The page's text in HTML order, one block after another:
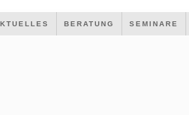
BERATUNG SEMINARE